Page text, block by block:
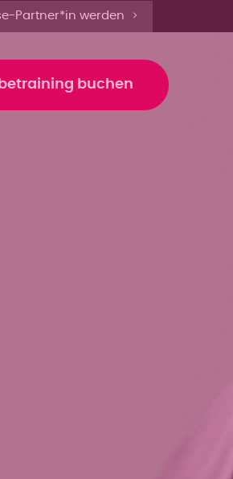
Partner*in werden
buchen